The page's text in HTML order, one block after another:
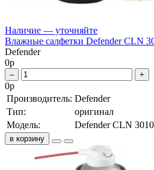
Наличие — уточняйте
Влажные салфетки Defender CLN
Defender
0р
– +
0р
Производитель: Defender
Тип:
оригинал
Модель:
Defender CLN
в корзину